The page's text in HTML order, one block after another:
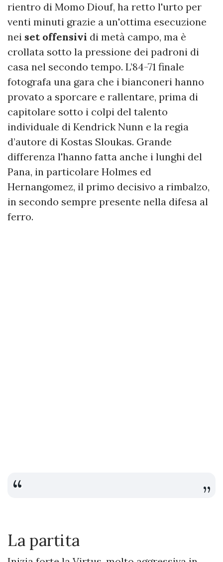
rientro di Momo Diouf, ha retto l'urto per
venti minuti grazie a un'ottima esecuzione
nei set offensivi di metà campo, ma è
crollata sotto la pressione dei padroni di
casa nel secondo tempo. L’84-71 finale
fotografa una gara che i bianconeri hanno
provato a sporcare e rallentare, prima di
capitolare sotto i colpi del talento
individuale di Kendrick Nunn e la regia
d’autore di Kostas Sloukas. Grande
differenza l'hanno fatta anche i lunghi del
Pana, in particolare Holmes ed
Hernangomez, il primo decisivo a rimbalzo,
in secondo sempre presente nella difesa al
ferro.
La partita